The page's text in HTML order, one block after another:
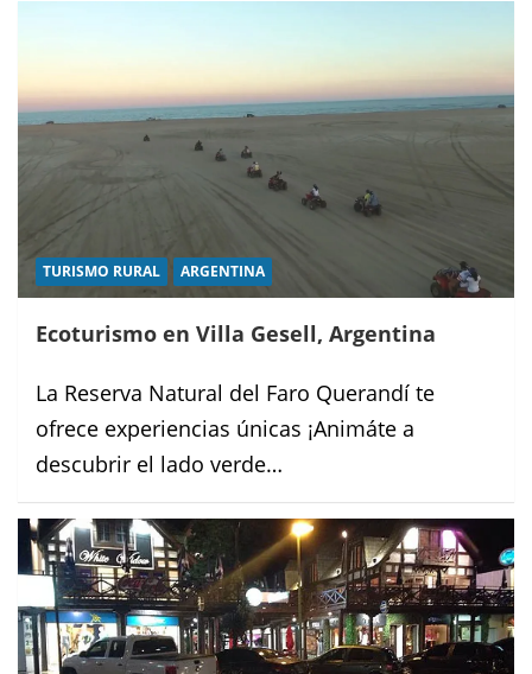
TURISMO RURAL ARGENTINA
Ecoturismo en Villa Gesell, Argentina
La Reserva Natural del Faro Querandí te
ofrece experiencias únicas ¡Animáte a
descubrir el lado verde…